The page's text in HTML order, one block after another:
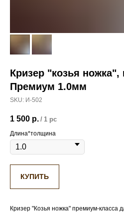
Кризер "козья ножка",
Премиум 1.0мм
SKU: И-502
1 500 р. / 1 pc
Длина*толщина
КУПИТЬ
Кризер "Козья ножка" премиум-класса